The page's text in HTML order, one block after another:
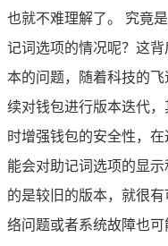
也就不难理解了。 究竟
记词选项的情况呢？这
本的问题，随着科技的
续对钱包进行版本迭代
时增强钱包的安全性，
能会对助记词选项的显
的是较旧的版本，就很
络问题或者系统故障也